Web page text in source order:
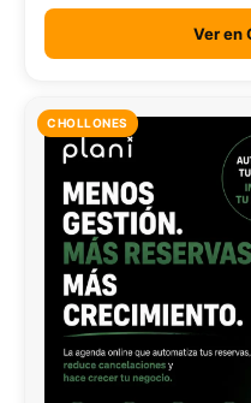
Ver en
CHOLLONES